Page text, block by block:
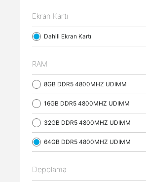
Ekran Kartı
Dahili Ekran Kartı
RAM
8GB DDR5 4800MHZ UDIMM
16GB DDR5 4800MHZ UDIMM
32GB DDR5 4800MHZ UDIMM
64GB DDR5 4800MHZ UDIMM
Depolama